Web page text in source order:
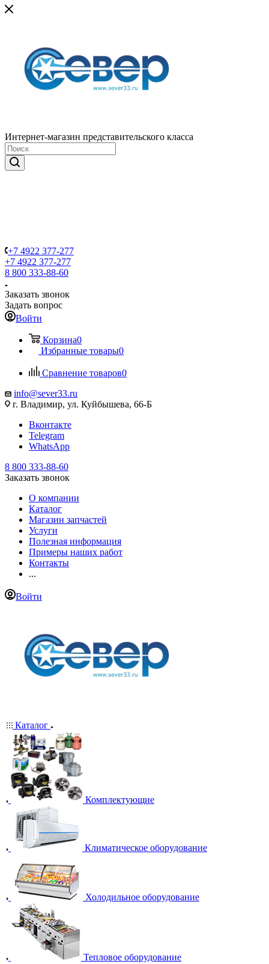
Интернет-магазин представительского класса
+7 4922 377-277
+7 4922 377-277
8 800 333-88-60
Заказать звонок
Задать вопрос
Войти
Корзина0
Избранные товары0
Сравнение товаров0
info@sever33.ru
г. Владимир, ул. Куйбышева, 66-Б
Вконтакте
Telegram
WhatsApp
8 800 333-88-60
Заказать звонок
О компании
Каталог
Магазин запчастей
Услуги
Полезная информация
Примеры наших работ
Контакты
...
Войти
Каталог
Комплектующие
Климатическое оборудование
Холодильное оборудование
Тепловое оборудование